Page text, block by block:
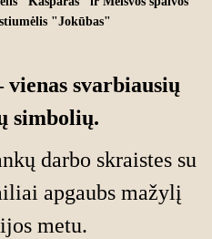
"Jokūbas"
vienas svarbiausių
simbolių.
darbo skraistes su
apgaubs mažylį
metu.